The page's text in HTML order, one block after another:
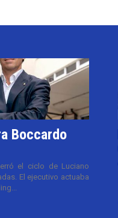
Boccardo
el ciclo de Luciano
El ejecutivo actuaba